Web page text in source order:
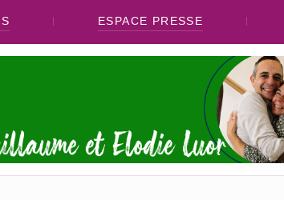
ESPACE PRESSE